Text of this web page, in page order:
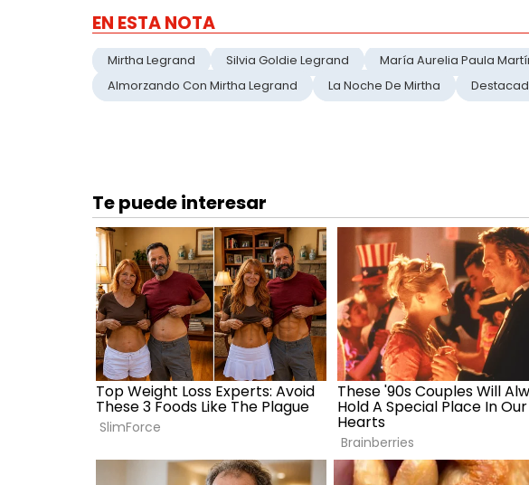
EN ESTA NOTA
Mirtha Legrand Silvia Goldie Legrand María Aurelia Paula
Almorzando Con Mirtha Legrand
La Noche De Mirtha